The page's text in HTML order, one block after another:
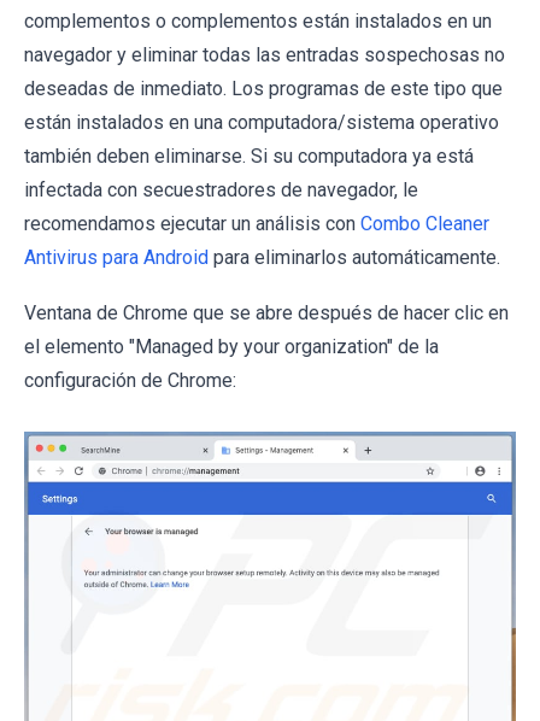
complementos o complementos están instalados en un
navegador y eliminar todas las entradas sospechosas no
deseadas de inmediato. Los programas de este tipo que
están instalados en una computadora/sistema operativo
también deben eliminarse. Si su computadora ya está
infectada con secuestradores de navegador, le
recomendamos ejecutar un análisis con Combo Cleaner
Antivirus para Android para eliminarlos automáticamente.
Ventana de Chrome que se abre después de hacer clic en
el elemento "Managed by your organization" de la
configuración de Chrome: